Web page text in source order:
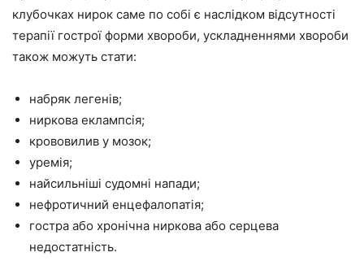
клубочках нирок саме по собі є наслідком відсутності
терапії гострої форми хвороби, ускладненнями хвороби
також можуть стати:
набряк легенів;
ниркова еклампсія;
крововилив у мозок;
уремія;
найсильніші судомні напади;
нефротичний енцефалопатія;
гостра або хронічна ниркова або серцева
недостатність.